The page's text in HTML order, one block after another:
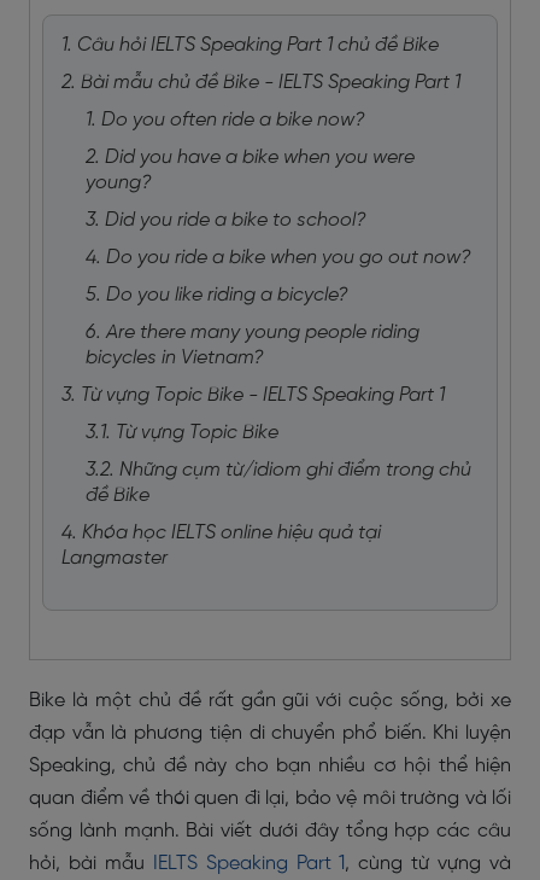
1. Câu hỏi IELTS Speaking Part 1 chủ đề Bike
2. Bài mẫu chủ đề Bike - IELTS Speaking Part 1
1. Do you often ride a bike now?
2. Did you have a bike when you were
young?
3. Did you ride a bike to school?
4. Do you ride a bike when you go out now?
5. Do you like riding a bicycle?
6. Are there many young people riding
bicycles in Vietnam?
3. Từ vựng Topic Bike - IELTS Speaking Part 1
3.1. Từ vựng Topic Bike
3.2. Những cụm từ/idiom ghi điểm trong chủ
đề Bike
4. Khóa học IELTS online hiệu quả tại
Langmaster
Bike là một chủ đề rất gần gũi với cuộc sống, bởi xe
đạp vẫn là phương tiện di chuyển phổ biến. Khi luyện
Speaking, chủ đề này cho bạn nhiều cơ hội thể hiện
quan điểm về thói quen đi lại, bảo vệ môi trường và lối
sống lành mạnh. Bài viết dưới đây tổng hợp các câu
hỏi, bài mẫu
IELTS Speaking Part 1, cùng từ vựng và